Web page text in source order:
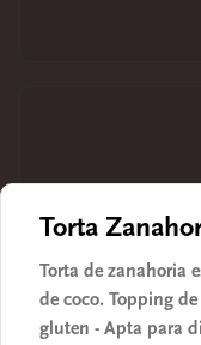
Torta
Torta de zanahoria
de coco. Topping
gluten - Apta para